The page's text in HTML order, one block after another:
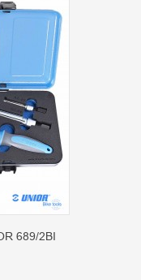
689/2BI